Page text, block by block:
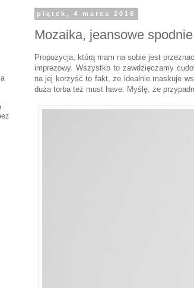
piątek, 4 marca 2016
Mozaika, jeansowe
Propozycja, którą mam na sobie jest
imprezowy. Wszystko to zawdzięczamy
na jej korzyść to fakt, że idealnie maskuje
duża torba też must have. Myślę, że